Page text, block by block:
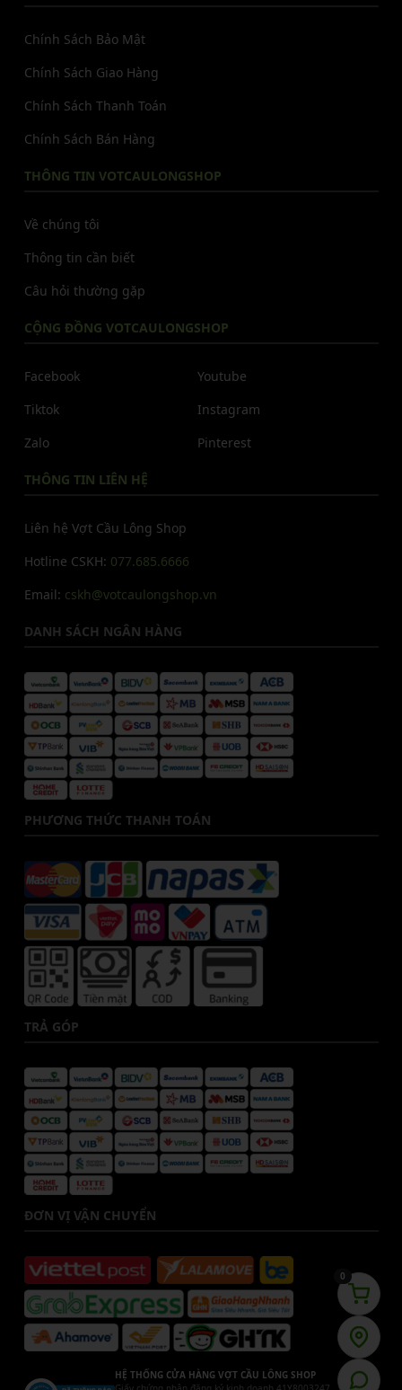
Chính Sách Bảo Mật
Chính Sách Giao Hàng
Chính Sách Thanh Toán
Chính Sách Bán Hàng
THÔNG TIN VOTCAULONGSHOP
Về chúng tôi
Thông tin cần biết
Câu hỏi thường gặp
CỘNG ĐỒNG VOTCAULONGSHOP
Facebook
Tiktok
Zalo
Youtube
Instagram
Pinterest
THÔNG TIN LIÊN HỆ
Liên hệ Vợt Cầu Lông Shop
Hotline CSKH: 077.685.6666
Email: cskh@votcaulongshop.vn
DANH SÁCH NGÂN HÀNG
PHƯƠNG THỨC THANH TOÁN
TRẢ GÓP
ĐƠN VỊ VẬN CHUYỂN
HỆ THỐNG CỬA HÀNG VỢT CẦU LÔNG SHOP
0